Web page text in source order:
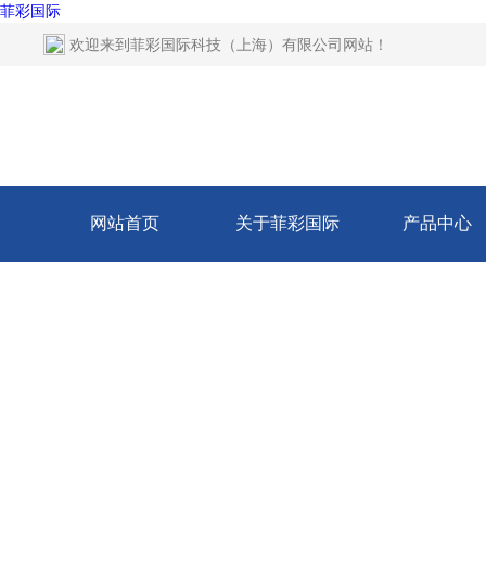
菲彩国际
欢迎来到 菲彩国际科技（上海）有限公司网站 ！
网站首页 关于菲彩国际 产品中心